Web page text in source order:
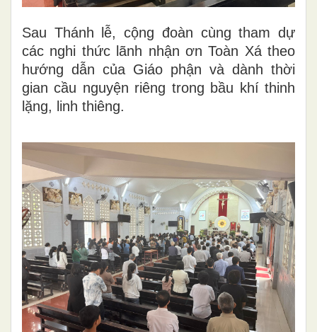
Sau Thánh lễ, cộng đoàn cùng tham dự
các nghi thức lãnh nhận ơn Toàn Xá theo
hướng dẫn của Giáo phận và dành thời
gian cầu nguyện riêng trong bầu khí thinh
lặng, linh thiêng.